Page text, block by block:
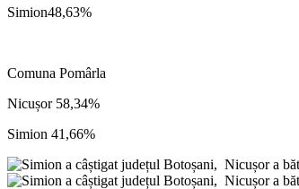
Simion48,63%
Comuna Pomârla
Nicușor 58,34%
Simion 41,66%